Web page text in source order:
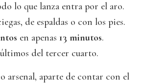
lo que lanza entra por el aro.
de espaldas o con los pies.
en apenas 13 minutos.
del tercer cuarto.
arsenal, aparte de contar con el